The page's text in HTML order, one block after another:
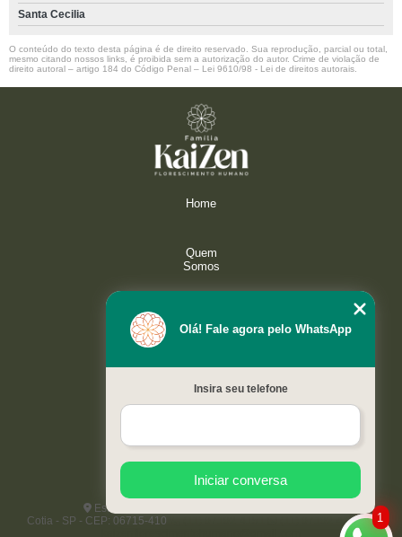
Santa Cecilia
O conteúdo do texto desta página é de direito reservado. Sua reprodução, parcial ou total,
mesmo citando nossos links, é proibida sem a autorização do autor. Crime de violação de
direito autoral – artigo 184 do Código Penal – Lei 9610/98 - Lei de direitos autorais
Estrada do Capuava, 4421 - Paisagem Renoir
Cotia - SP - CEP: 06715-410
(11) 97192-4151
Home
Quem
Somos
Galeria
Mapa do
site
1
Olá! Fale agora pelo WhatsApp
Insira seu telefone
Iniciar conversa